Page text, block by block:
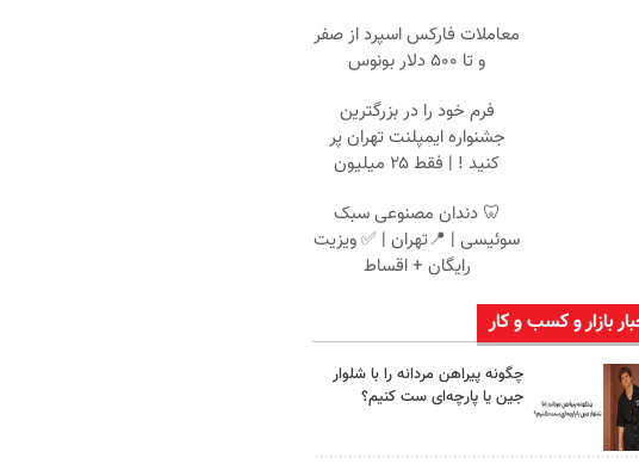
معاملات فارکس اسپرد از صفر
و تا ۵۰۰ دلار بونوس
فرم خود را در بزرگترین
جشنواره ایمپلنت تهران پر
کنید ! | فقط ۲۵ میلیون
🦷 دندان مصنوعی سبک
سوئیسی | 📍تهران | ✅ ویزیت
رایگان + اقساط
بازار و کسب و کار
چگونه پیراهن مردانه را با شلوار
جین یا پارچه‌ای ست کنیم؟